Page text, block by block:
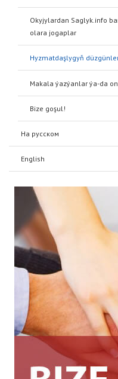
Okyjylardan Saglyk.info
olara jogaplar
Hyzmatdaşlygyň
Makala ýazýanlar ýa-da
Bize goşul!
На русском
О нас Руководство для писателей и исследователей (PDF)
English
About us Six things you should know about Saglyk.orgFrequently asked questions about Saglyk.org